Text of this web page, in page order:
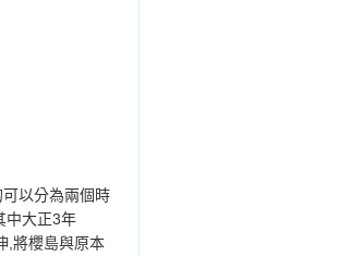
以分為兩個時
中大正3年
,將櫻島與原本